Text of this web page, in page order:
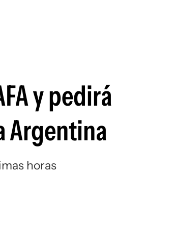
Suscribite x US$ 3,45
Siguenos en:
y pedirá
Argentina
horas